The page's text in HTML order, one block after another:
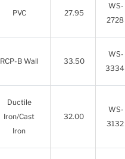
PVC 27.95
WS-
2728
RCP-B Wall 33.50
WS-
3334
Ductile
Iron/Cast
Iron
32.00
WS-
3132